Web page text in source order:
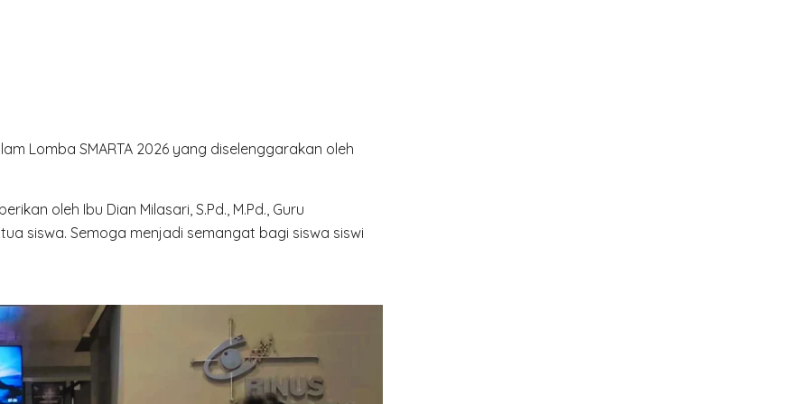
Lomba SMARTA 2026 yang diselenggarakan oleh
oleh Ibu Dian Milasari, S.Pd., M.Pd., Guru
siswa. Semoga menjadi semangat bagi siswa siswi